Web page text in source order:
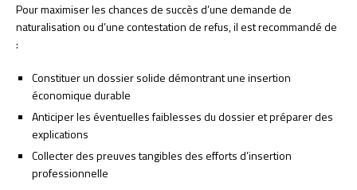
Pour maximiser les chances de succès d’une demande de
naturalisation ou d’une contestation de refus, il est recommandé de
:
Constituer un dossier solide démontrant une insertion
économique durable
Anticiper les éventuelles faiblesses du dossier et préparer des
explications
Collecter des preuves tangibles des efforts d’insertion
professionnelle